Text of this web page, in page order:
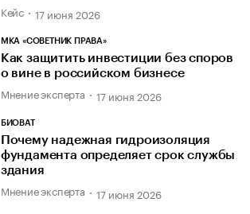
Кейс 17 июня 2026
МКА «СОВЕТНИК ПРАВА»
Как защитить инвестиции без споров
о вине в российском бизнесе
Мнение эксперта 17 июня 2026
БИОВАТ
Почему надежная гидроизоляция
фундамента определяет срок службы
здания
Мнение эксперта 17 июня 2026